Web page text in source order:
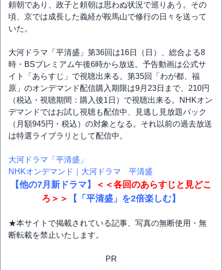
頼朝であり、政子と頼朝は思わぬ状況で巡りあう。その
頃、京では成長した義経が鞍馬山で修行の日々を送って
いた。
大河ドラマ「平清盛」第36回は16日（日）、総合よる8
時・BSプレミアム午後6時から放送。予告動画は公式サ
イト「あらすじ」で視聴出来る。第35回「わが都、福
原」のオンデマンド配信購入期限は9月23日まで、210円
（税込・視聴期間：購入後1日）で視聴出来る。NHKオン
デマンドではお試し視聴も配信中、見逃し見放題パック
（月額945円・税込）の対象となる。それ以前の過去放送
は特選ライブラリとして配信中。
大河ドラマ「平清盛」
NHKオンデマンド｜大河ドラマ 平清盛
【他の7月新ドラマ】
＜＜各回のあらすじと見どこ
ろ＞＞
【「平清盛」を2倍楽しむ】
★本サイトで掲載されている記事、写真の無断使用・無
断転載を禁止いたします。
PR